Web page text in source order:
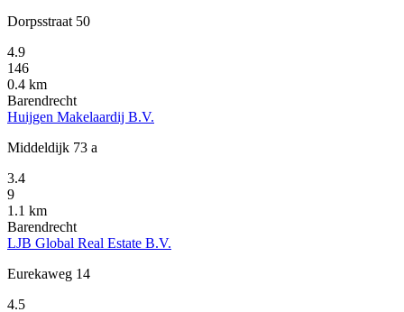
Dorpsstraat 50
4.9
146
0.4 km
Barendrecht
Huijgen Makelaardij B.V.
Middeldijk 73 a
3.4
9
1.1 km
Barendrecht
LJB Global Real Estate B.V.
Eurekaweg 14
4.5